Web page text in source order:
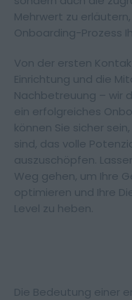
Mehrwert zu
Onboarding-Prozess
Von der ersten
Einrichtung und die
Nachbetreuung – wir
ein erfolgreiches
können Sie sicher
sind, das volle
auszuschöpfen.
Weg gehen, um Ihre
optimieren und Ihre
Level zu heben.
Die Bedeutung einer